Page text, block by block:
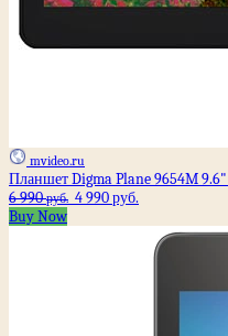
mvideo.ru
Планшет Digma Plane 9654M 9.6"
6 990руб. 4 990 руб.
Buy Now